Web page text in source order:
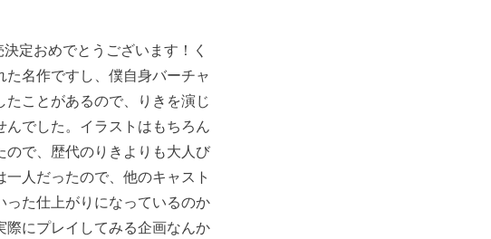
定おめでとうございます！く
名作ですし、僕自身バーチャ
ことがあるので、りきを演じ
んでした。イラストはもちろん
ので、歴代のりきよりも大人び
人だったので、他のキャスト
った仕上がりになっているのか
際にプレイしてみる企画なんか